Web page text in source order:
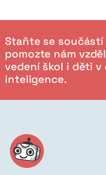
Staňte se
pomozte nám
vedení škol i děti v
inteligence.